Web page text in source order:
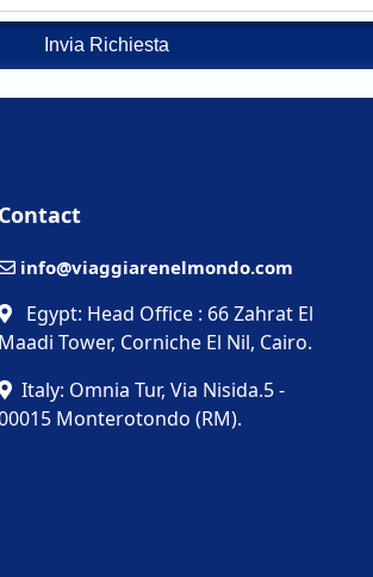
Invia Richiesta
Contact
info@viaggiarenelmondo.com
Egypt: Head Office : 66 Zahrat El
Maadi Tower, Corniche El Nil, Cairo.
Italy: Omnia Tur, Via Nisida.5 -
Monterotondo (RM).